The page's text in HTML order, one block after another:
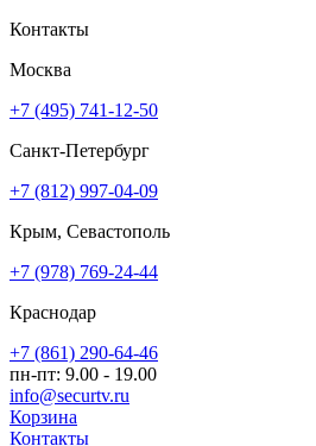
Контакты
Москва
+7 (495) 741-12-50
Санкт-Петербург
+7 (812) 997-04-09
Крым, Севастополь
+7 (978) 769-24-44
Краснодар
+7 (861) 290-64-46
пн-пт: 9.00 - 19.00
info@securtv.ru
Корзина
Контакты